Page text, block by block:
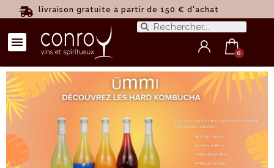
livraison gratuite à partir de 150 € d'achat